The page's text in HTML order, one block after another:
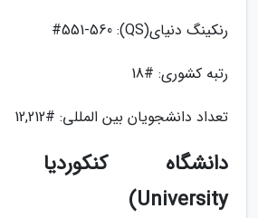
رنکینگ دنیای(QS): #551-560
رتبه کشوری: #18
تعداد دانشجویان بین المللی: #12,212
University)